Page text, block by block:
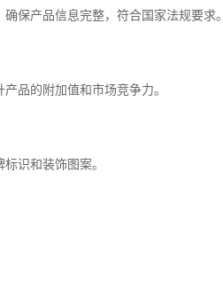
保产品信息完整，符合国家法规要求。
品的附加值和市场竞争力。
识和装饰图案。